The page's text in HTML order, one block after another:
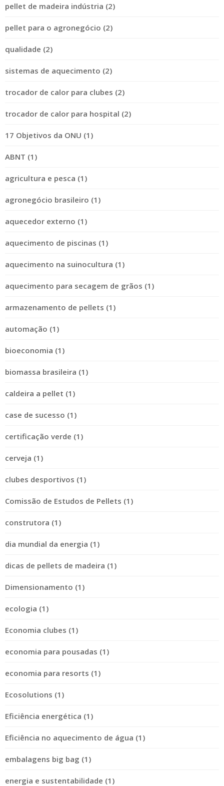
pellet de madeira indústria (2)
pellet para o agronegócio (2)
qualidade (2)
sistemas de aquecimento (2)
trocador de calor para clubes (2)
trocador de calor para hospital (2)
17 Objetivos da ONU (1)
ABNT (1)
agricultura e pesca (1)
agronegócio brasileiro (1)
aquecedor externo (1)
aquecimento de piscinas (1)
aquecimento na suinocultura (1)
aquecimento para secagem de grãos (1)
armazenamento de pellets (1)
automação (1)
bioeconomia (1)
biomassa brasileira (1)
caldeira a pellet (1)
case de sucesso (1)
certificação verde (1)
cerveja (1)
clubes desportivos (1)
Comissão de Estudos de Pellets (1)
construtora (1)
dia mundial da energia (1)
dicas de pellets de madeira (1)
Dimensionamento (1)
ecologia (1)
Economia clubes (1)
economia para pousadas (1)
economia para resorts (1)
Ecosolutions (1)
Eficiência energética (1)
Eficiência no aquecimento de água (1)
embalagens big bag (1)
energia e sustentabilidade (1)